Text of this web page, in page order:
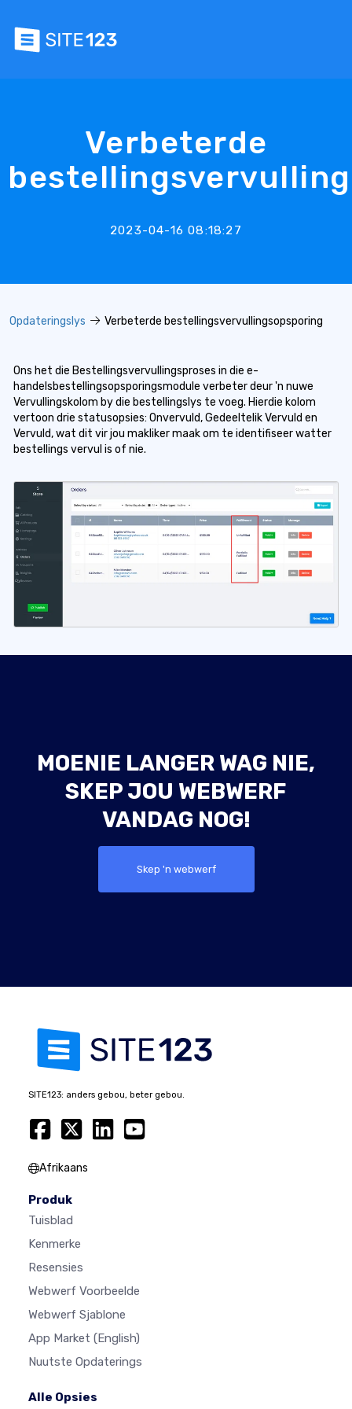
Verbeterde
2023-04-16 08:18:27
Opdateringslys Verbeterde bestellingsvervullingsopsporing
Ons het die Bestellingsvervullingsproses in die e-
handelsbestellingsopsporingsmodule verbeter deur 'n nuwe
Vervullingskolom by die bestellingslys te voeg. Hierdie kolom
vertoon drie statusopsies: Onvervuld, Gedeeltelik Vervuld en
Vervuld, wat dit vir jou makliker maak om te identifiseer watter
bestellings vervul is of nie.
MOENIE LANGER WAG NIE,
SKEP JOU WEBWERF
VANDAG NOG!
Skep 'n webwerf
SITE123: anders gebou, beter gebou.
Afrikaans
Produk
Tuisblad
Kenmerke
Resensies
Webwerf Voorbeelde
Webwerf Sjablone
App Market (English)
Nuutste Opdaterings
Alle Opsies